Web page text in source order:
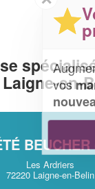
en-
Les Ardriers
72220 Laigne-en-Belin
Vous êtes
votre
margestout en
clients!
En